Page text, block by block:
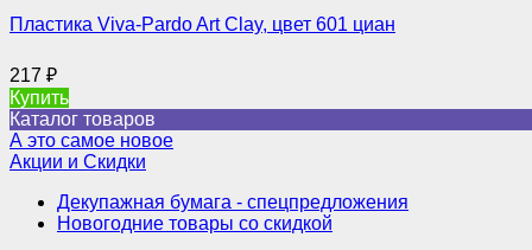
Пластика Viva-Pardo Art Clay, цвет 601 циан
217 ₽
Купить
Каталог товаров
А это самое новое
Акции и Скидки
Декупажная бумага - спецпредложения
Новогодние товары со скидкой